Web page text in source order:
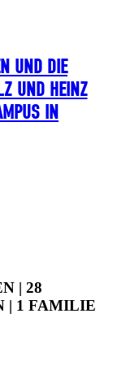
UND DIE
UND HEINZ
IN
| 28
| 1 FAMILIE